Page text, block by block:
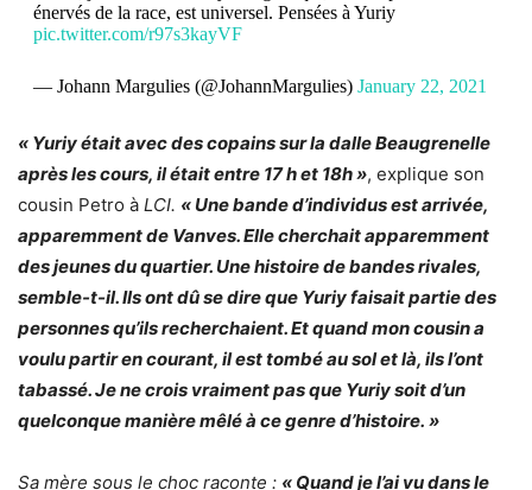
énervés de la race, est universel. Pensées à Yuriy
pic.twitter.com/r97s3kayVF
— Johann Margulies (@JohannMargulies) January 22, 2021
« Yuriy était avec des copains sur la dalle Beaugrenelle
après les cours, il était entre 17 h et 18h », explique son
cousin Petro à LCI. « Une bande d’individus est arrivée,
apparemment de Vanves. Elle cherchait apparemment
des jeunes du quartier. Une histoire de bandes rivales,
semble-t-il. Ils ont dû se dire que Yuriy faisait partie des
personnes qu’ils recherchaient. Et quand mon cousin a
voulu partir en courant, il est tombé au sol et là, ils l’ont
tabassé. Je ne crois vraiment pas que Yuriy soit d’un
quelconque manière mêlé à ce genre d’histoire. »
Sa mère sous le choc raconte : « Quand je l’ai vu dans le